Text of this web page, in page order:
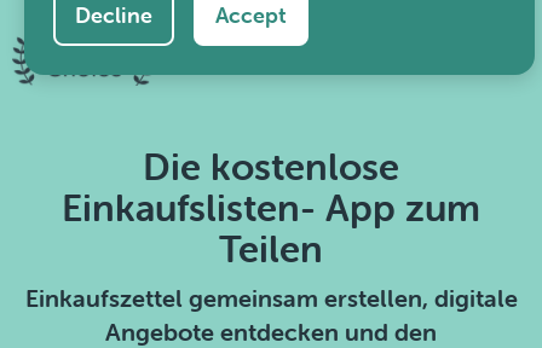
Decline Accept
Die kostenlose
Einkaufslisten- App zum
Teilen
Einkaufszettel gemeinsam erstellen, digitale
Angebote entdecken und den